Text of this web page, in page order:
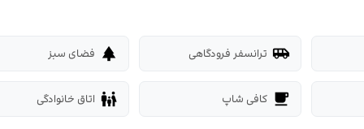
airport_shuttle ترانسفر فرودگاهی park فضای سبز
local_cafe کافی شاپ family_restroom اتاق خانوادگی